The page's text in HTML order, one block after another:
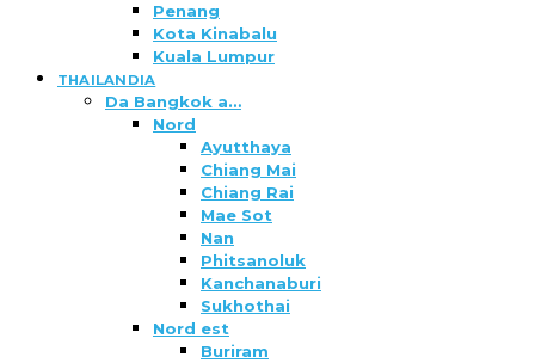
Penang
Kota Kinabalu
Kuala Lumpur
THAILANDIA
Da Bangkok a…
Nord
Ayutthaya
Chiang Mai
Chiang Rai
Mae Sot
Nan
Phitsanoluk
Kanchanaburi
Sukhothai
Nord est
Buriram